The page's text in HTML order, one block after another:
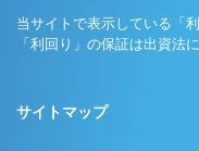
当サイトで表示している「
「利回り」の保証は出資法
サイトマップ